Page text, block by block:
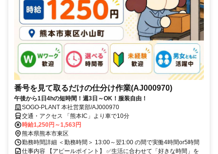
番号を見て取るだけの仕分け作業(AJ000970)
午後から1日4hの短時間！週3日～OK！服装自由！
SOGO-PLANT 本社営業部/AJ000970
交通・アクセス 「熊本IC」より車で10分
時給1,250円～1,563円
熊本県熊本市東区
勤務時間詳細 ＜勤務時間＞ 13:00～翌1:00 の間で実働4時間or5時間
仕事内容 【アピールポイント】 ✅生活に合わせて「好きな時間」を